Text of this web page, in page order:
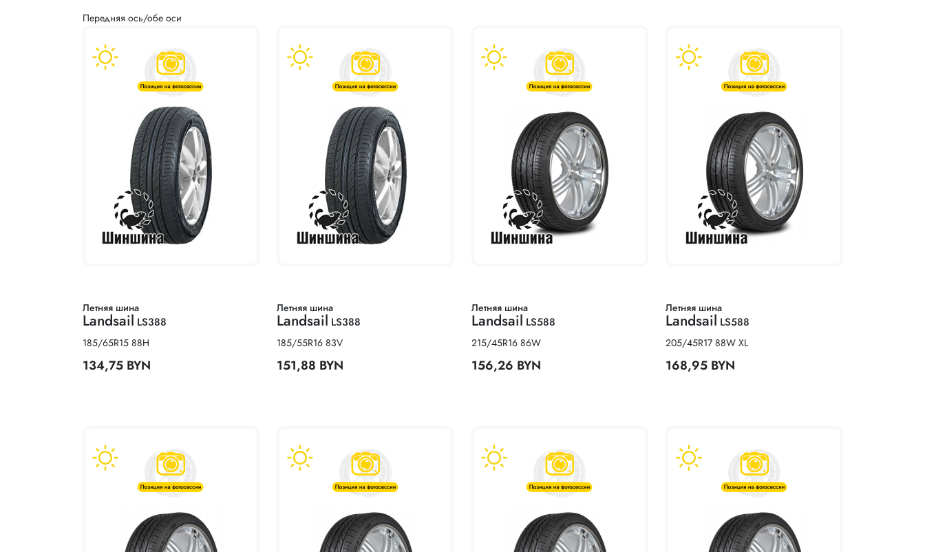
Передняя ось/обе оси
Летняя шина
Landsail LS388
185/65R15 88H
134,75 BYN
Летняя шина
Landsail LS388
185/55R16 83V
151,88 BYN
Летняя шина
Landsail LS588
215/45R16 86W
156,26 BYN
Летняя шина
Landsail LS588
205/45R17 88W XL
168,95 BYN